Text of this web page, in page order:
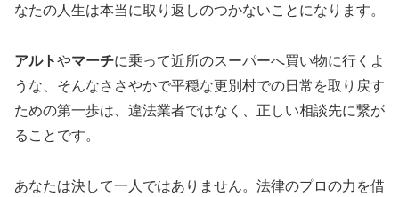
なたの人生は本当に取り返しのつかないことになります。
アルトやマーチに乗って近所のスーパーへ買い物に行くよ
うな、そんなささやかで平穏な更別村での日常を取り戻す
ための第一歩は、違法業者ではなく、正しい相談先に繋が
ることです。
あなたは決して一人ではありません。法律のプロの力を借